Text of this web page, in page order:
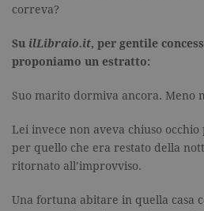
correva?
Su ilLibraio.it, per gentile
proponiamo un estratto:
Suo marito dormiva ancora. Meno
Lei invece non aveva chiuso
per quello che era restato della
ritornato all’improvviso.
Una fortuna abitare in quella casa